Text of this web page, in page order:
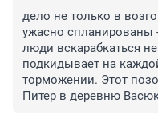
дело не только в
ужасно спланированы
люди вскарабкаться
подкидывает на
торможении. Этот
Питер в деревню